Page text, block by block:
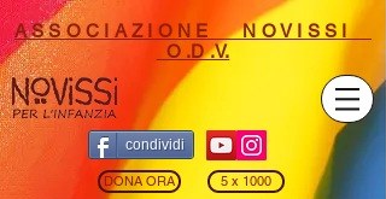
A S S O C I A Z I O N E N O V I S S I
O .D .V.
condividi
DONA ORA 5 x 1000